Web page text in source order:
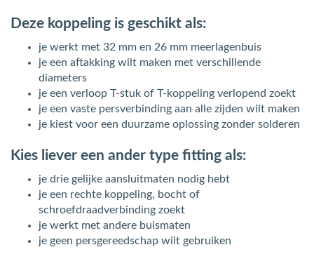
Deze koppeling is geschikt als:
je werkt met 32 mm en 26 mm meerlagenbuis
je een aftakking wilt maken met verschillende
diameters
je een verloop T-stuk of T-koppeling verlopend zoekt
je een vaste persverbinding aan alle zijden wilt maken
je kiest voor een duurzame oplossing zonder solderen
Kies liever een ander type fitting als:
je drie gelijke aansluitmaten nodig hebt
je een rechte koppeling, bocht of
schroefdraadverbinding zoekt
je werkt met andere buismaten
je geen persgereedschap wilt gebruiken